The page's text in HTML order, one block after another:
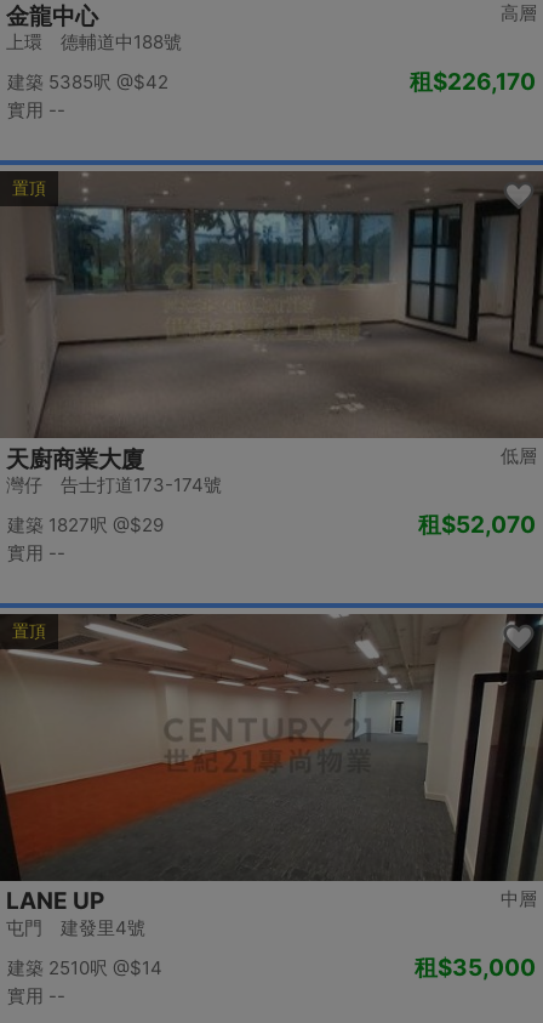
高層
金龍中心
上環 德輔道中188號
建築 5385呎 @$42
實用 --
租$226,170
置頂
低層
天廚商業大廈
灣仔 告士打道173-174號
建築 1827呎 @$29
實用 --
租$52,070
置頂
中層
LANE UP
屯門 建發里4號
建築 2510呎 @$14
實用 --
租$35,000